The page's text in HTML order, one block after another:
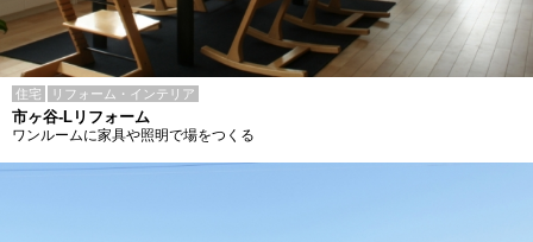
住宅 リフォーム・インテリア
市ヶ谷-Lリフォーム
ワンルームに家具や照明で場をつくる